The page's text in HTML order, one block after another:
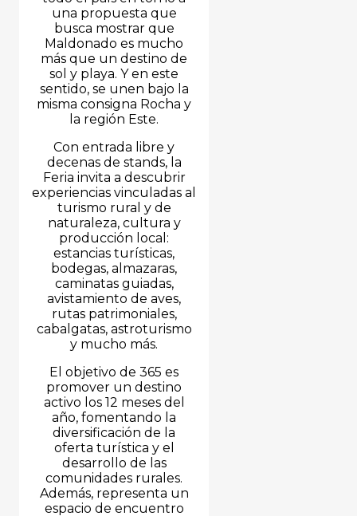
una propuesta que
busca mostrar que
Maldonado es mucho
más que un destino de
sol y playa. Y en este
sentido, se unen bajo la
misma consigna Rocha y
la región Este.
Con entrada libre y
decenas de stands, la
Feria invita a descubrir
experiencias vinculadas al
turismo rural y de
naturaleza, cultura y
producción local:
estancias turísticas,
bodegas, almazaras,
caminatas guiadas,
avistamiento de aves,
rutas patrimoniales,
cabalgatas, astroturismo
y mucho más.
El objetivo de 365 es
promover un destino
activo los 12 meses del
año, fomentando la
diversificación de la
oferta turística y el
desarrollo de las
comunidades rurales.
Además, representa un
espacio de encuentro